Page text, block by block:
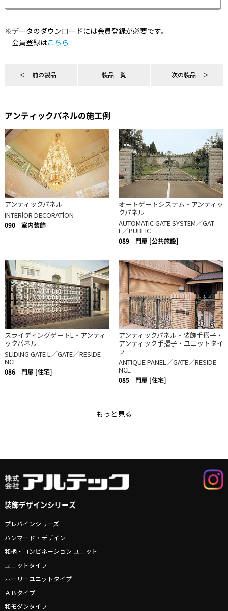
※データのダウンロードには会員登録が必要です。
会員登録はこちら
前の製品 製品一覧 次の製品
アンティックパネルの施工例
アンティックパネル
INTERlOR DECORATlON
090 室内装飾
オートゲートシステム・アンティッ
クパネル
AUTOMATIC GATE SYSTEM／GAT
E／PUBLIC
089 門扉 [公共施設]
スライディングゲートL・アンティ
ックパネル
SLlDlNG GATE L／GATE／RESlDE
NCE
086 門扉 [住宅]
アンティックパネル・装飾手摺子・
アンティック手摺子・ユニットタイ
プ
ANTlQUE PANEL／GATE／RESlDE
NCE
085 門扉 [住宅]
もっと見る
装飾デザインシリーズ
プレバインシリーズ
ハンマード・デザイン
和柄・コンビネーション ユニット
ユニットタイプ
ホーリーユニットタイプ
ＡＢタイプ
和モダンタイプ